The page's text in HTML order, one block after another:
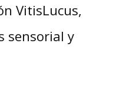
VitisLucus,
sensorial y